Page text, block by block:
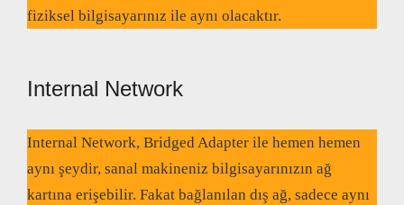
fiziksel bilgisayarınız ile aynı olacaktır.
Internal Network
Internal Network, Bridged Adapter ile hemen hemen
aynı şeydir, sanal makineniz bilgisayarınızın ağ
kartına erişebilir. Fakat bağlanılan dış ağ, sadece aynı